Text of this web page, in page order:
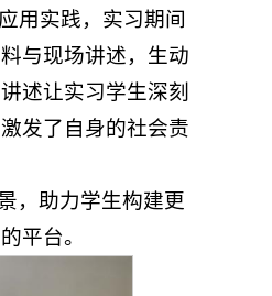
用实践，实习期间
与现场讲述，生动
述让实习学生深刻
发了自身的社会责
，助力学生构建更
平台。